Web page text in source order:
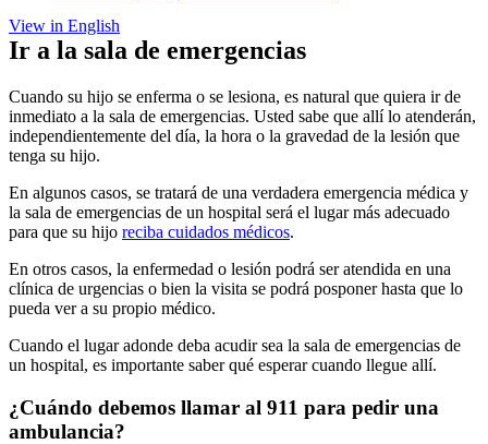
View in English
Ir a la sala de emergencias
Cuando su hijo se enferma o se lesiona, es natural que quiera ir de
inmediato a la sala de emergencias. Usted sabe que allí lo atenderán,
independientemente del día, la hora o la gravedad de la lesión que
tenga su hijo.
En algunos casos, se tratará de una verdadera emergencia médica y
la sala de emergencias de un hospital será el lugar más adecuado
para que su hijo reciba cuidados médicos.
En otros casos, la enfermedad o lesión podrá ser atendida en una
clínica de urgencias o bien la visita se podrá posponer hasta que lo
pueda ver a su propio médico.
Cuando el lugar adonde deba acudir sea la sala de emergencias de
un hospital, es importante saber qué esperar cuando llegue allí.
¿Cuándo debemos llamar al 911 para pedir una
ambulancia?